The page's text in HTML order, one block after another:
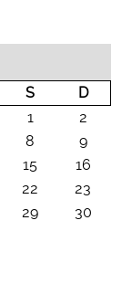
S
D
1
2
8
9
15
16
22
23
29
30